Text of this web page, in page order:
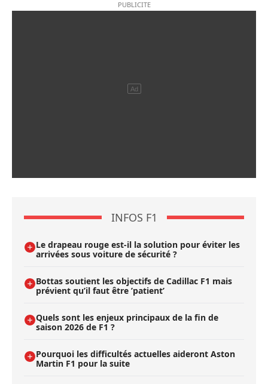
INFOS F1
Le drapeau rouge est-il la solution pour éviter les
arrivées sous voiture de sécurité ?
Bottas soutient les objectifs de Cadillac F1 mais
prévient qu’il faut être ’patient’
Quels sont les enjeux principaux de la fin de
saison 2026 de F1 ?
Pourquoi les difficultés actuelles aideront Aston
Martin F1 pour la suite